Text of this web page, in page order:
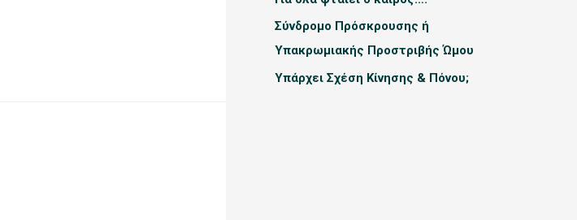
Σύνδρομο Πρόσκρουσης ή
Υπακρωμιακής Προστριβής Ώμου
Υπάρχει Σχέση Κίνησης & Πόνου;